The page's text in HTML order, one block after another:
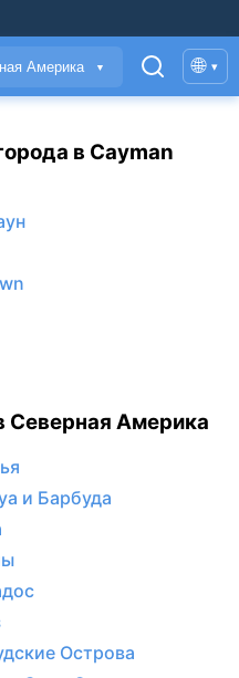
Америка ▼ 🌐 ▾
в Cayman
Северная Америка
и Барбуда
Острова